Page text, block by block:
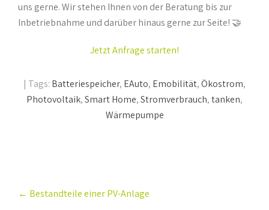
uns gerne. Wir stehen Ihnen von der Beratung bis zur
Inbetriebnahme und darüber hinaus gerne zur Seite! 🤝
Jetzt Anfrage starten!
| Tags: Batteriespeicher, EAuto, Emobilität,Ökostrom,
Photovoltaik,Smart Home,Stromverbrauch,tanken,
Wärmepumpe
Post
navigation
← Bestandteile einer PV-Anlage